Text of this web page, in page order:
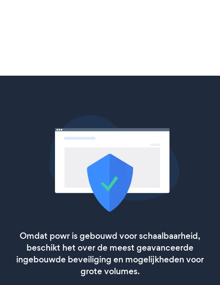
Omdat powr is gebouwd voor schaalbaarheid,
beschikt het over de meest geavanceerde
ingebouwde beveiliging en mogelijkheden voor
grote volumes.